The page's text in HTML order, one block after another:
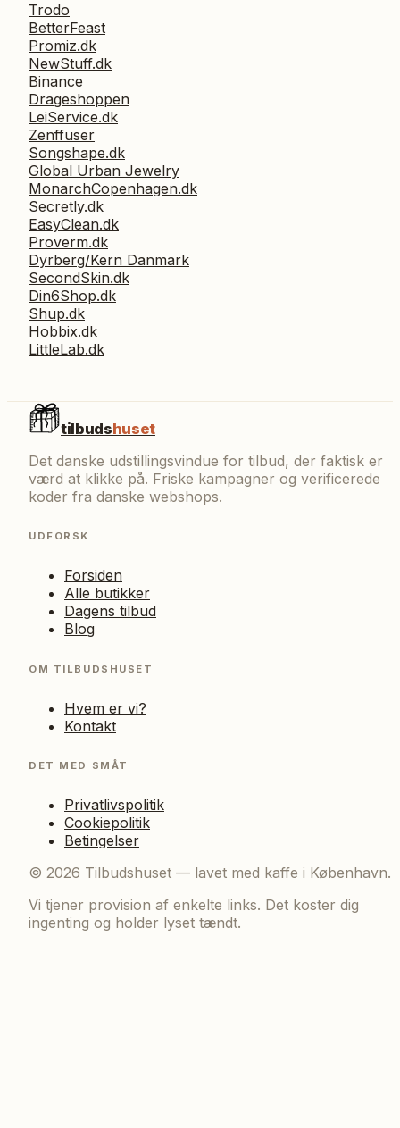
Trodo
BetterFeast
Promiz.dk
NewStuff.dk
Binance
Drageshoppen
LeiService.dk
Zenffuser
Songshape.dk
Global Urban Jewelry
MonarchCopenhagen.dk
Secretly.dk
EasyClean.dk
Proverm.dk
Dyrberg/Kern Danmark
SecondSkin.dk
Din6Shop.dk
Shup.dk
Hobbix.dk
LittleLab.dk
tilbudshuset
Det danske udstillingsvindue for tilbud, der faktisk er
værd at klikke på. Friske kampagner og verificerede
koder fra danske webshops.
UDFORSK
Forsiden
Alle butikker
Dagens tilbud
Blog
OM TILBUDSHUSET
Hvem er vi?
Kontakt
DET MED SMÅT
Privatlivspolitik
Cookiepolitik
Betingelser
© 2026 Tilbudshuset — lavet med kaffe i København.
Vi tjener provision af enkelte links. Det koster dig
ingenting og holder lyset tændt.